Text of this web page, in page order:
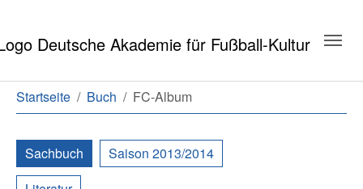
Sie sind hier:
Startseite Buch FC-Album
Sachbuch
Saison 2013/2014